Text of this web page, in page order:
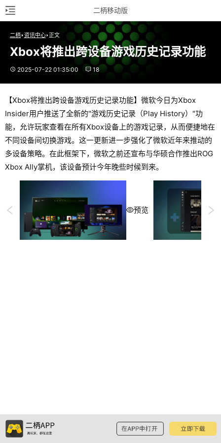
二柄移动版
二柄 资讯中心 正文
Xbox将推出跨设备游戏历史记录功能
2025-07-22 01:35:00 18
【Xbox将推出跨设备游戏历史记录功能】微软今日为Xbox
Insider用户推送了全新的"游戏历史记录（Play History）"功
能，允许玩家查看在所有Xbox设备上的游戏记录，从而便捷地在
不同设备间切换游戏。这一更新进一步强化了微软近年来推动的
多设备策略。在此框架下，微软之前还宣布与华硕合作推出ROG
Xbox Ally掌机，该设备预计今年晚些时候到来。
预览